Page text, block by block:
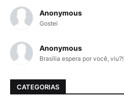
Anonymous
Gostei
Anonymous
Brasília espera por você, viu?!
CATEGORIAS